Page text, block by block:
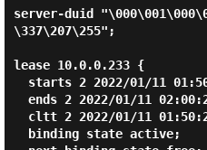
server-duid
\337\207\255";
lease 10.0.0.233 {